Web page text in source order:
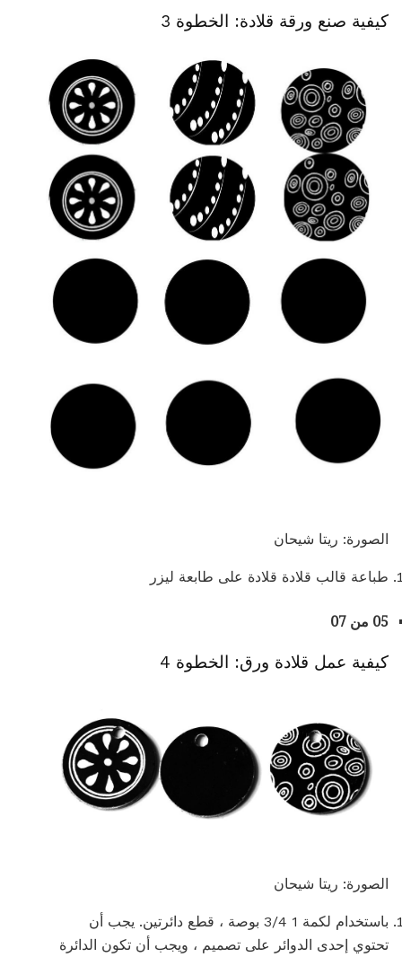
كيفية صنع ورقة قلادة: الخطوة 3
الصورة: ريتا شيحان
طباعة قالب قلادة قلادة على طابعة ليزر
05 من 07
كيفية عمل قلادة ورق: الخطوة 4
الصورة: ريتا شيحان
باستخدام لكمة 1 3/4 بوصة ، قطع دائرتين. يجب أن
تحتوي إحدى الدوائر على تصميم ، ويجب أن تكون الدائرة